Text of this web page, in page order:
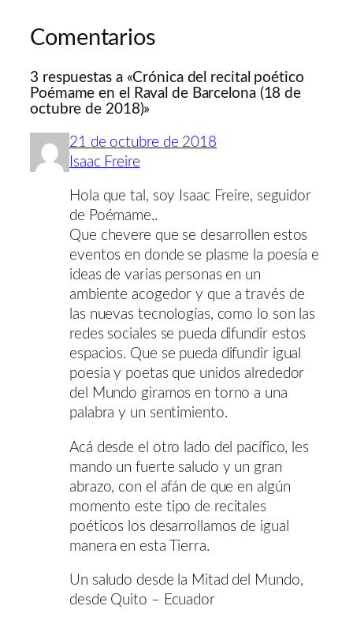
Comentarios
3 respuestas a «Crónica del recital poético
Poémame en el Raval de Barcelona (18 de
octubre de 2018)»
21 de octubre de 2018
Isaac Freire
Hola que tal, soy Isaac Freire, seguidor
de Poémame..
Que chevere que se desarrollen estos
eventos en donde se plasme la poesía e
ideas de varias personas en un
ambiente acogedor y que a través de
las nuevas tecnologías, como lo son las
redes sociales se pueda difundir estos
espacios. Que se pueda difundir igual
poesia y poetas que unidos alrededor
del Mundo giramos en torno a una
palabra y un sentimiento.
Acá desde el otro lado del pacífico, les
mando un fuerte saludo y un gran
abrazo, con el afán de que en algún
momento este tipo de recitales
poéticos los desarrollamos de igual
manera en esta Tierra.
Un saludo desde la Mitad del Mundo,
desde Quito – Ecuador